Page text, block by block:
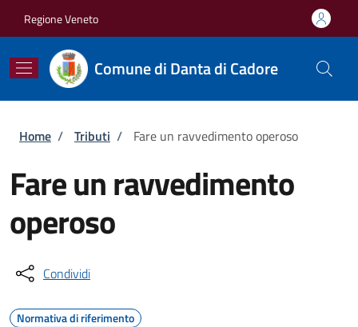
Regione Veneto
Comune di Danta di Cadore
Briciole di pane
Home / Tributi / Fare un ravvedimento operoso
Fare un ravvedimento
operoso
Condividi
Normativa di riferimento